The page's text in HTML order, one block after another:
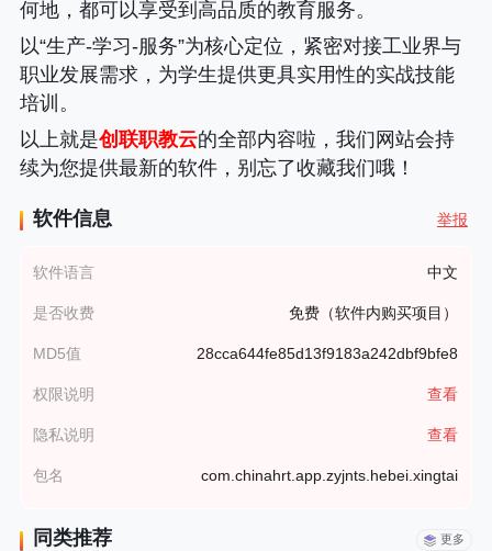
何地，都可以享受到高品质的教育服务。
以“生产-学习-服务”为核心定位，紧密对接工业界与
职业发展需求，为学生提供更具实用性的实战技能
培训。
以上就是创联职教云的全部内容啦，我们网站会持
续为您提供最新的软件，别忘了收藏我们哦！
软件信息 举报
软件语言 中文
是否收费 免费（软件内购买项目）
MD5值 28cca644fe85d13f9183a242dbf9bfe8
权限说明 查看
隐私说明 查看
包名 com.chinahrt.app.zyjnts.hebei.xingtai
同类推荐 更多